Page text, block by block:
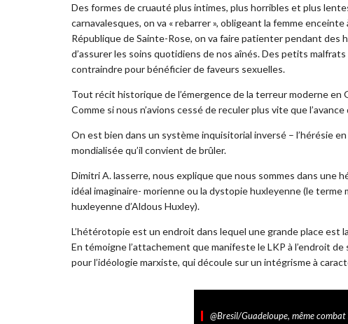
Des formes de cruauté plus intimes, plus horribles et plus
carnavalesques, on va « rebarrer », obligeant la femme
République de Sainte-Rose, on va faire patienter pendant des
d’assurer les soins quotidiens de nos aînés. Des petits
contraindre pour bénéficier de faveurs sexuelles.
Tout récit historique de l’émergence de la terreur moderne
Comme si nous n’avions cessé de reculer plus vite que
On est bien dans un système inquisitorial inversé – l’hérésie
mondialisée qu’il convient de brûler.
Dimitri A. lasserre, nous explique que nous sommes dans une
idéal imaginaire- morienne ou la dystopie huxleyenne (le
huxleyenne d’Aldous Huxley).
L’hétérotopie est un endroit dans lequel une grande place est
En témoigne l’attachement que manifeste le LKP à l’endroit
pour l’idéologie marxiste, qui découle sur un intégrisme à
@Bresil/Guadeloupe, même combat